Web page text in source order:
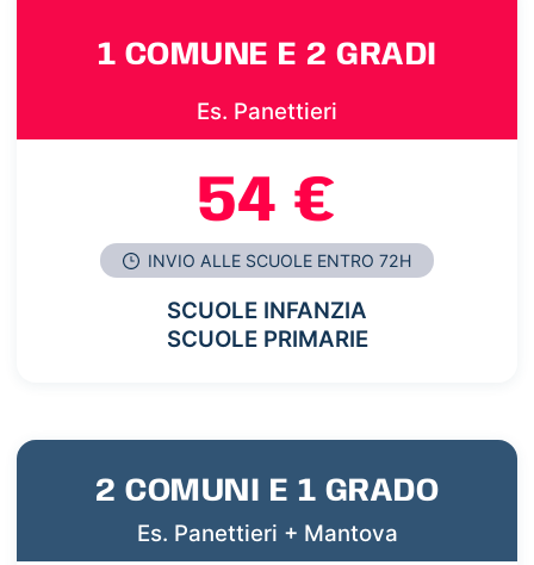
1 COMUNE E 2 GRADI
Es. Panettieri
54 €
INVIO ALLE SCUOLE ENTRO 72H
SCUOLE INFANZIA
SCUOLE PRIMARIE
2 COMUNI E 1 GRADO
Es. Panettieri + Mantova